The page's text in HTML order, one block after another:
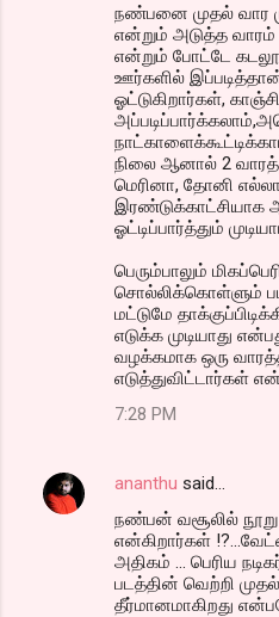
நண்பனை முதல் வார
என்றும் அடுத்த வாரம்
என்றும் போட்டே
ஊர்களில்
ஓட்டுகிறார்கள்,
நிலை ஆனால் 2
மெரினா, தோனி
இரண்டுக்காட்சியாக
ஓட்டிப்பார்த்தும்
பெரும்பாலும்
சொல்லிக்கொள்ளும்
மட்டுமே
எடுக்க முடியாது
வழக்கமாக ஒரு
எடுத்துவிட்டார்கள்
7:28 PM
ananthu said…
நண்பன் வசூலில்
என்கிறார்கள்
அதிகம் ... பெரிய
படத்தின் வெற்றி
தீர்மானமாகிறது